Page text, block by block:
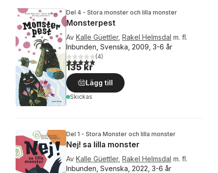
Del 4 - Stora monster och lilla monster
Monsterpest
Av Kalle Güettler, Rakel Helmsdal m. fl.
Inbunden, Svenska, 2009, 3-6 år
5,0utav 5 stjärnor. Totalt antal röster:
(4)
135 kr
Lägg till
Skickas
Del 1 - Stora Monster och lilla monster
Nej! sa lilla monster
Av Kalle Güettler, Rakel Helmsdal m. fl.
Inbunden, Svenska, 2022, 3-6 år